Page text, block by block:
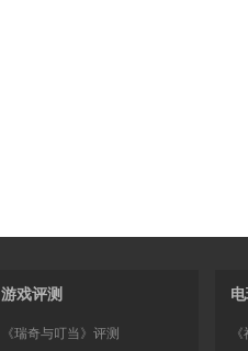
游戏评测
《瑞奇与叮当》评测